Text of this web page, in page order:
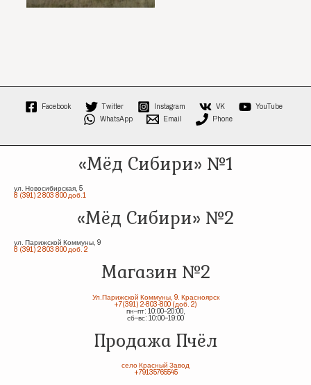
Facebook Twitter Instagram VK
YouTube
WhatsApp
Email Phone
«Мёд Сибири» №1
ул. Новосибирская, 5
8 (391) 2 803 800 доб.1
«Мёд Сибири» №2
ул. Парижской Коммуны, 9
8 (391) 2 803 800 доб. 2
Магазин №2
Ул.Парижской Коммуны, 9. Красноярск
+7(391) 2-803-800 (доб. 2)
пн–пт: 10:00–20:00,
сб–вс: 10:00–19:00
Продажа Пчёл
село Красный Завод
+79135765545